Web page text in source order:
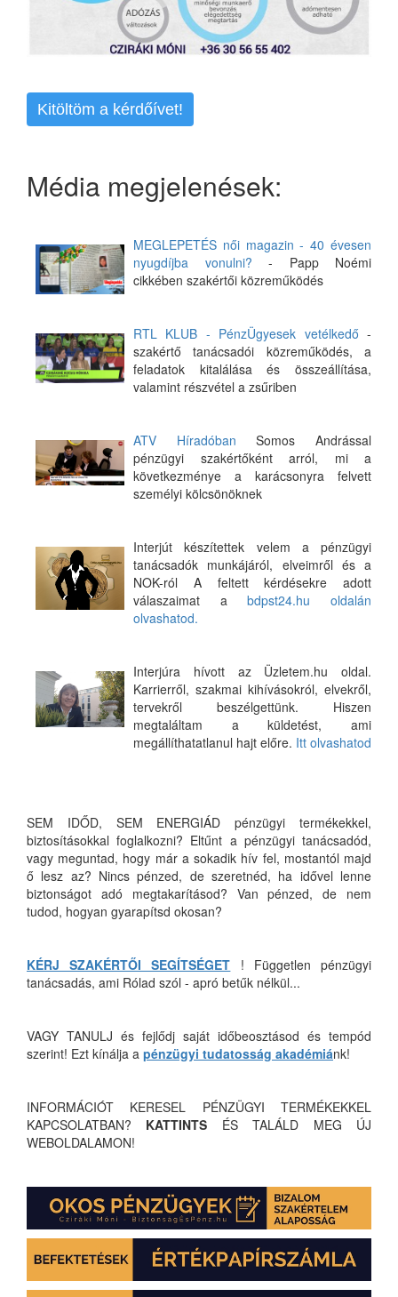
Kitöltöm a kérdőívet!
Média megjelenések:
MEGLEPETÉS női magazin - 40 évesen
nyugdíjba vonulni? - Papp Noémi
cikkében szakértői közreműködés
RTL KLUB - PénzÜgyesek vetélkedő -
szakértő tanácsadói közreműködés, a
feladatok kitalálása és összeállítása,
valamint részvétel a zsűriben
ATV Híradóban Somos Andrással
pénzügyi szakértőként arról, mi a
következménye a karácsonyra felvett
személyi kölcsönöknek
Interjút készítettek velem a pénzügyi
tanácsadók munkájáról, elveimről és a
NOK-ról A feltett kérdésekre adott
válaszaimat abdpst24.hu oldalán
olvashatod.
Interjúra hívott az Üzletem.hu oldal.
Karrierről, szakmai kihívásokról, elvekről,
tervekről beszélgettünk. Hiszen
megtaláltam a küldetést, ami
megállíthatatlanul hajt előre. Itt olvashatod
SEM IDŐD, SEM ENERGIÁD pénzügyi termékekkel,
biztosításokkal foglalkozni? Eltűnt a pénzügyi tanácsadód,
vagy meguntad, hogy már a sokadik hív fel, mostantól majd
ő lesz az? Nincs pénzed, de szeretnéd, ha idővel lenne
biztonságot adó megtakarításod? Van pénzed, de nem
tudod, hogyan gyarapítsd okosan?
KÉRJ SZAKÉRTŐI SEGÍTSÉGET ! Független pénzügyi
tanácsadás, ami Rólad szól - apró betűk nélkül...
VAGY TANULJ és fejlődj saját időbeosztásod és tempód
szerint! Ezt kínálja a pénzügyi tudatosság akadémiánk!
INFORMÁCIÓT KERESEL PÉNZÜGYI TERMÉKEKKEL
KAPCSOLATBAN? KATTINTS ÉS TALÁLD MEG ÚJ
WEBOLDALAMON!